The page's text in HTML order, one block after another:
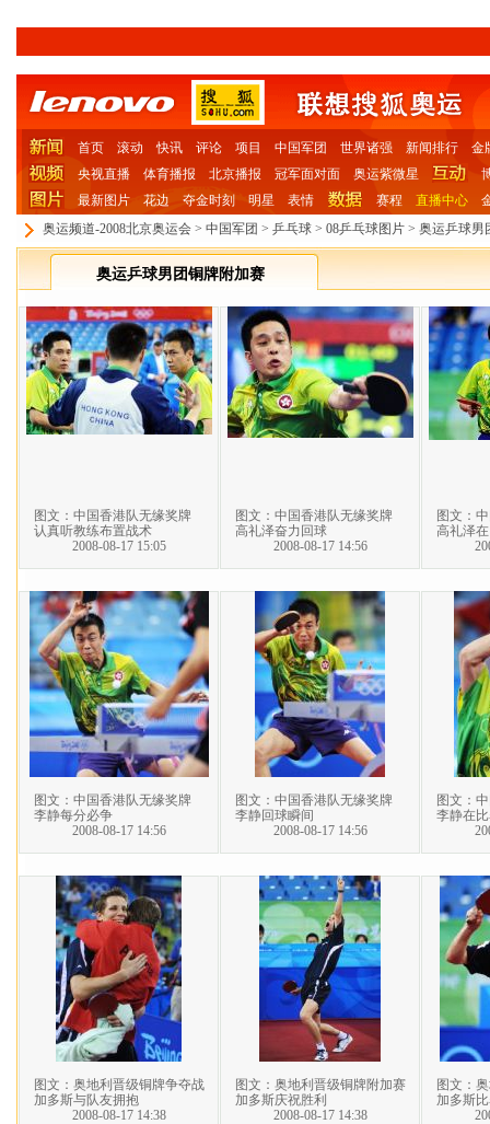
首页 滚动 快讯 评论 项目 中国军团 世界诸强 新闻排行
金
央视直播
体育播报 北京播报 冠军面对面 奥运紫微星
最新图片
花边 夺金时刻 明星 表情 赛程 直播中心
奥运频道-2008北京奥运会 > 中国军团 > 乒乓球 > 08乒乓球图片 > 奥运乒球男
奥运乒球男团铜牌附加赛
图文：中国香港队无缘奖牌
认真听教练布置战术
2008-08-17 15:05
图文：中国香港队无缘奖牌
高礼泽奋力回球
2008-08-17 14:56
图文：
高礼泽
图文：中国香港队无缘奖牌
李静每分必争
2008-08-17 14:56
图文：中国香港队无缘奖牌
李静回球瞬间
2008-08-17 14:56
图文：
李静在
图文：奥地利晋级铜牌争夺战
加多斯与队友拥抱
2008-08-17 14:38
图文：奥地利晋级铜牌附加赛
加多斯庆祝胜利
2008-08-17 14:38
图文：
加多斯